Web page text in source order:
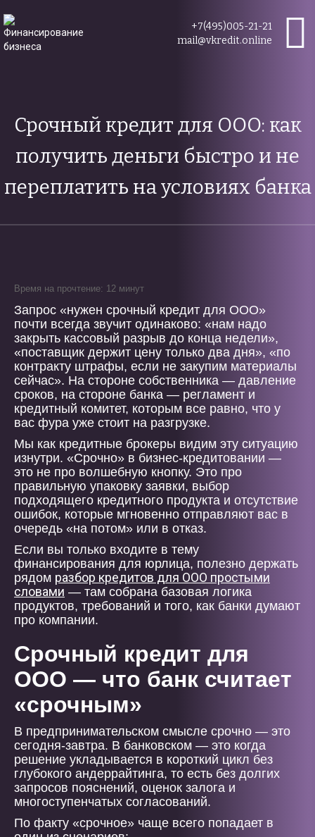
+7(495)005-21-21
mail@vkredit.online
Срочный кредит для ООО: как
получить деньги быстро и не
переплатить на условиях банка
Время на прочтение: 12 минут
Запрос «нужен срочный кредит для ООО»
почти всегда звучит одинаково: «нам надо
закрыть кассовый разрыв до конца недели»,
«поставщик держит цену только два дня», «по
контракту штрафы, если не закупим материалы
сейчас». На стороне собственника — давление
сроков, на стороне банка — регламент и
кредитный комитет, которым все равно, что у
вас фура уже стоит на разгрузке.
Мы как кредитные брокеры видим эту ситуацию
изнутри. «Срочно» в бизнес-кредитовании —
это не про волшебную кнопку. Это про
правильную упаковку заявки, выбор
подходящего кредитного продукта и отсутствие
ошибок, которые мгновенно отправляют вас в
очередь «на потом» или в отказ.
Если вы только входите в тему
финансирования для юрлица, полезно держать
рядом разбор кредитов для ООО простыми
словами — там собрана базовая логика
продуктов, требований и того, как банки думают
про компании.
Срочный кредит для
ООО — что банк считает
«срочным»
В предпринимательском смысле срочно — это
сегодня-завтра. В банковском — это когда
решение укладывается в короткий цикл без
глубокого андеррайтинга, то есть без долгих
запросов пояснений, оценок залога и
многоступенчатых согласований.
По факту «срочное» чаще всего попадает в